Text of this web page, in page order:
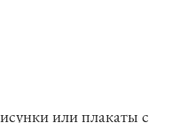
или плакаты с